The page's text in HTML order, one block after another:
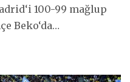
100-99 mağlup
Beko‘da…